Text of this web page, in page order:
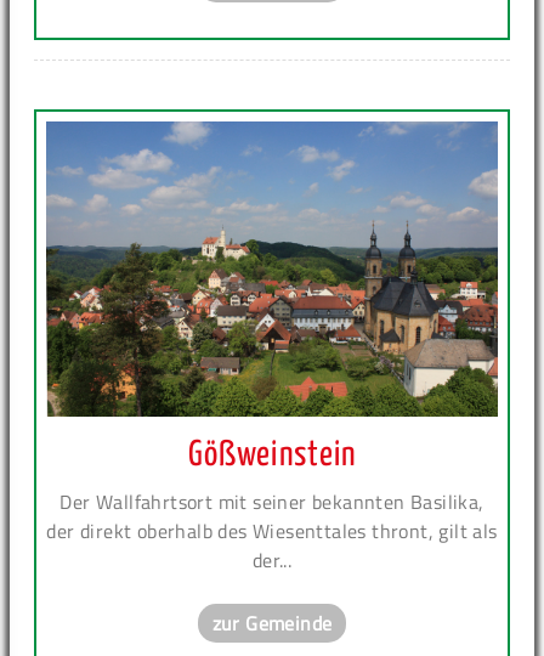
Gößweinstein
Der Wallfahrtsort mit seiner bekannten Basilika,
der direkt oberhalb des Wiesenttales thront, gilt als
der...
zur Gemeinde